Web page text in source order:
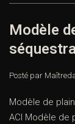
Modèle
Posté par Maître
Modèle de
ACI Modèle de